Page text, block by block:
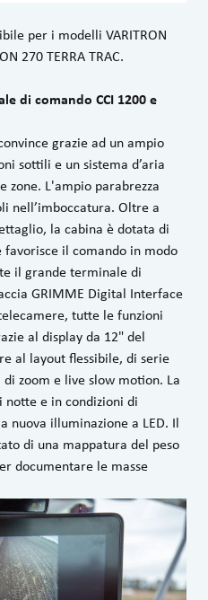
per i modelli VARITRON
270 TERRA TRAC.
di comando CCI 1200 e
grazie ad un ampio
sottili e un sistema d’aria
zone. L'ampio parabrezza
nell’imboccatura. Oltre a
la cabina è dotata di
il comando in modo
il grande terminale di
GRIMME Digital Interface
tutte le funzioni
al display da 12" del
al layout flessibile, di serie
zoom e live slow motion. La
e in condizioni di
nuova illuminazione a LED. Il
di una mappatura del peso
documentare le masse